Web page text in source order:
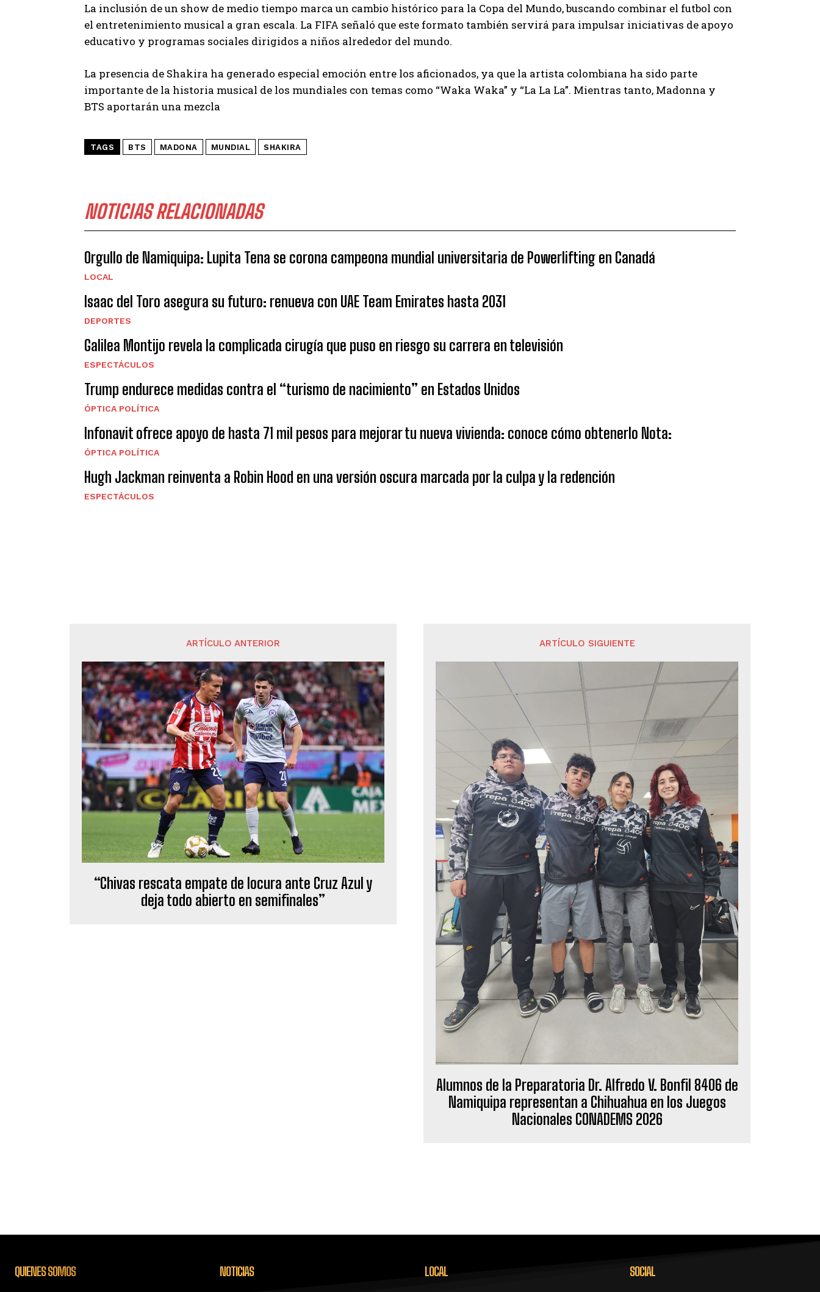
La inclusión de un show de medio tiempo marca un cambio histórico para la Copa del Mundo, buscando combinar el futbol con
el entretenimiento musical a gran escala. La FIFA señaló que este formato también servirá para impulsar iniciativas de apoyo
educativo y programas sociales dirigidos a niños alrededor del mundo.
La presencia de Shakira ha generado especial emoción entre los aficionados, ya que la artista colombiana ha sido parte
importante de la historia musical de los mundiales con temas como “Waka Waka” y “La La La”. Mientras tanto, Madonna y
BTS aportarán una mezcla
TAGS BTS MADONA MUNDIAL SHAKIRA
NOTICIAS RELACIONADAS
Orgullo de Namiquipa: Lupita Tena se corona campeona mundial universitaria de Powerlifting en Canadá
LOCAL
Isaac del Toro asegura su futuro: renueva con UAE Team Emirates hasta 2031
DEPORTES
Galilea Montijo revela la complicada cirugía que puso en riesgo su carrera en televisión
ESPECTÁCULOS
Trump endurece medidas contra el “turismo de nacimiento” en Estados Unidos
ÓPTICA POLÍTICA
Infonavit ofrece apoyo de hasta 71 mil pesos para mejorar tu nueva vivienda: conoce cómo obtenerlo Nota:
ÓPTICA POLÍTICA
Hugh Jackman reinventa a Robin Hood en una versión oscura marcada por la culpa y la redención
ESPECTÁCULOS
ARTÍCULO ANTERIOR
“Chivas rescata empate de locura ante Cruz Azul y
deja todo abierto en semifinales”
ARTÍCULO SIGUIENTE
Alumnos de la Preparatoria Dr. Alfredo V. Bonfil 8406 de
Namiquipa representan a Chihuahua en los Juegos
Nacionales CONADEMS 2026
QUIENES SOMOS NOTICIAS LOCAL SOCIAL